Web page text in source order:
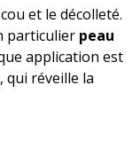
et le décolleté.
particulier peau
application est
qui réveille la